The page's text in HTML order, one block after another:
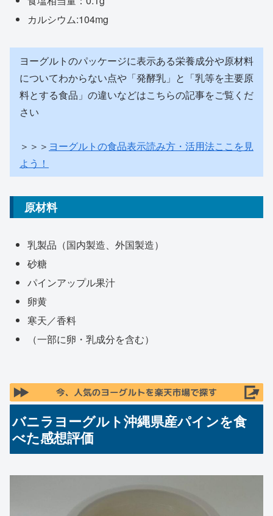
カルシウム:104mg
ヨーグルトのパッケージに表示ある栄養成分や原材料
についてわからない点や「発酵乳」と「乳等を主要原
料とする食品」の違いなどはこちらの記事をご覧くだ
さい
＞＞＞ ヨーグルトの食品表示読み方・活用法ここを見
よう！
原材料
乳製品（国内製造、外国製造）
砂糖
パインアップル果汁
卵黄
寒天／香料
（一部に卵・乳成分を含む）
バニラヨーグルト沖縄県産パインを食
べた感想評価